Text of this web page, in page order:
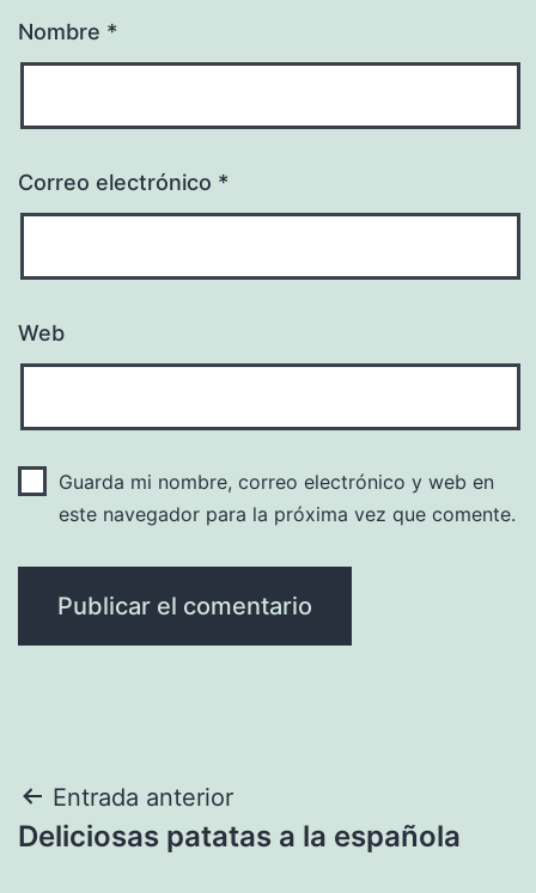
Nombre *
Correo electrónico *
Web
Guarda mi nombre, correo electrónico y web en
este navegador para la próxima vez que comente.
Navegación
de
Entrada anterior
Deliciosas patatas a la española